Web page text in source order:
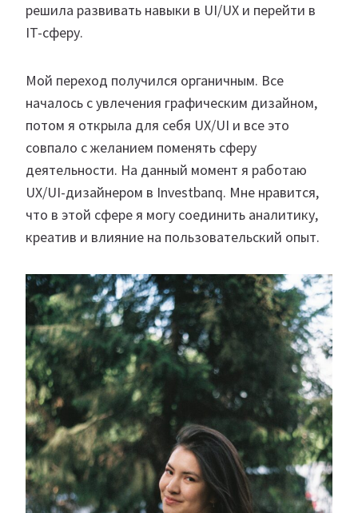
решила развивать навыки в UI/UX и перейти в
IT-сферу.
Мой переход получился органичным. Все
началось с увлечения графическим дизайном,
потом я открыла для себя UX/UI и все это
совпало с желанием поменять сферу
деятельности. На данный момент я работаю
UX/UI-дизайнером в Investbanq. Мне нравится,
что в этой сфере я могу соединить аналитику,
креатив и влияние на пользовательский опыт.